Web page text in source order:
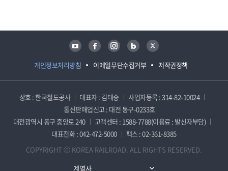
개인정보처리방침 이메일무단수집거부 저작권정책
유튜브 페이스북 인스타그램 블로그 트위터
상호 : 한국철도공사 대표자 : 김태승
사업자등록 : 314-82-10024
통신판매업신고 : 대전 동구-0233호
대전광역시 동구 중앙로 240
고객센터 : 1588-7788(이용료 : 발신자부담)
대표전화 : 042-472-5000
팩스 : 02-361-8385
COPYRIGHT ⓒ KOREA RAILROAD. ALL RIGHTS RESERVED.
계열사